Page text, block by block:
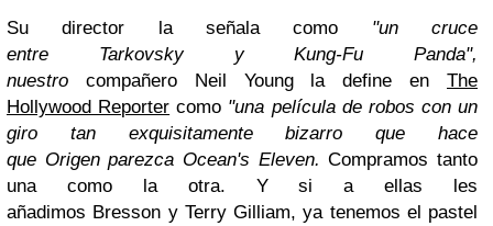
Su director la señala como "un cruce
entre TarkovskyyKung-Fu Panda",
nuestro compañero Neil Youngla define enThe
Hollywood Reporter como "una película de robos con un
giro tan exquisitamente bizarro que hace
que Origenparezca Ocean's Eleven.Compramos tanto
una como la otra. Y si a ellas les
añadimos Bresson y Terry Gilliam, ya tenemos el pastel